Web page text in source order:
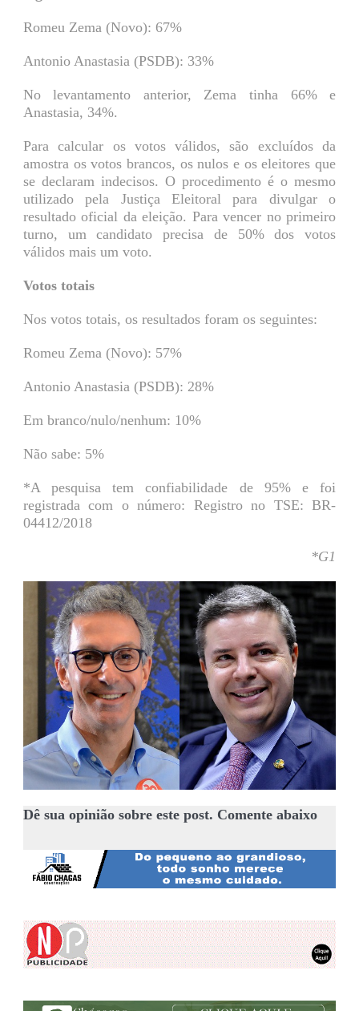
Romeu Zema (Novo): 67%
Antonio Anastasia (PSDB): 33%
No levantamento anterior, Zema tinha 66% e
Anastasia, 34%.
Para calcular os votos válidos, são excluídos da
amostra os votos brancos, os nulos e os eleitores que
se declaram indecisos. O procedimento é o mesmo
utilizado pela Justiça Eleitoral para divulgar o
resultado oficial da eleição. Para vencer no primeiro
turno, um candidato precisa de 50% dos votos
válidos mais um voto.
Votos totais
Nos votos totais, os resultados foram os seguintes:
Romeu Zema (Novo): 57%
Antonio Anastasia (PSDB): 28%
Em branco/nulo/nenhum: 10%
Não sabe: 5%
*A pesquisa tem confiabilidade de 95% e foi
registrada com o número: Registro no TSE: BR-
04412/2018
*G1
Dê sua opinião sobre este post. Comente abaixo